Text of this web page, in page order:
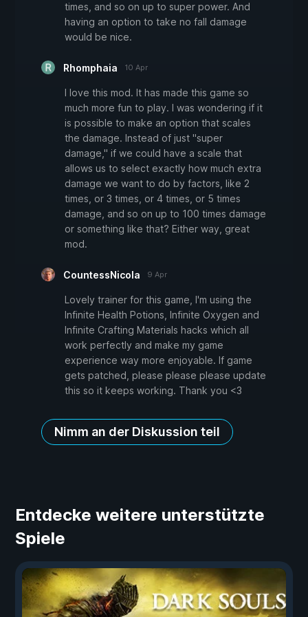
times, and so on up to super power. And
having an option to take no fall damage
would be nice.
Rhomphaia 10 Apr
I love this mod. It has made this game so
much more fun to play. I was wondering if it
is possible to make an option that scales
the damage. Instead of just "super
damage," if we could have a scale that
allows us to select exactly how much extra
damage we want to do by factors, like 2
times, or 3 times, or 4 times, or 5 times
damage, and so on up to 100 times damage
or something like that? Either way, great
mod.
CountessNicola 9 Apr
Lovely trainer for this game, I'm using the
Infinite Health Potions, Infinite Oxygen and
Infinite Crafting Materials hacks which all
work perfectly and make my game
experience way more enjoyable. If game
gets patched, please please please update
this so it keeps working. Thank you <3
Nimm an der Diskussion teil
Entdecke weitere unterstützte
Spiele